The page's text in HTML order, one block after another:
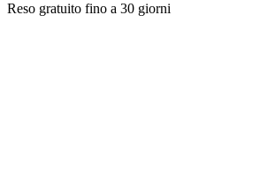
Reso gratuito fino a 30 giorni